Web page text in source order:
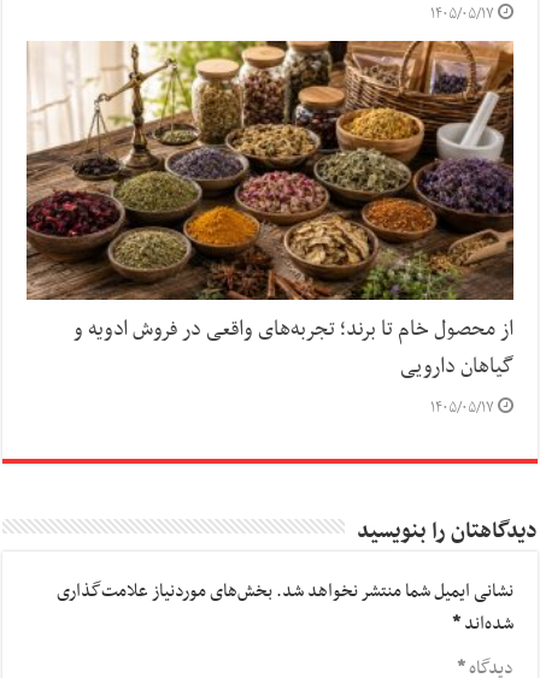
۱۴۰۵/۰۵/۱۷
از محصول خام تا برند؛ تجربه‌های واقعی در فروش ادویه و
گیاهان دارویی
۱۴۰۵/۰۵/۱۷
دیدگاهتان را بنویسید
نشانی ایمیل شما منتشر نخواهد شد.بخش‌های موردنیاز علامت‌گذاری
شده‌اند*
دیدگاه*